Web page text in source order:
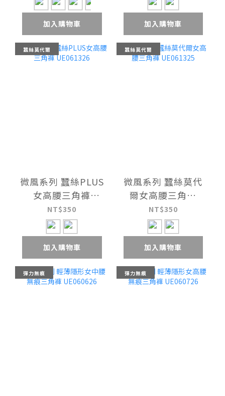
加入購物車 加入購物車
蠶絲莫代爾
微風系列 蠶絲PLUS
女高腰三角褲
UE061326
NT$350
加入購物車
蠶絲莫代爾
微風系列 蠶絲莫代
爾女高腰三角褲
UE061325
NT$350
加入購物車
彈力無痕 彈力無痕